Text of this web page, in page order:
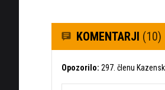
KOMENTARJI (10)
Opozorilo: 297. členu